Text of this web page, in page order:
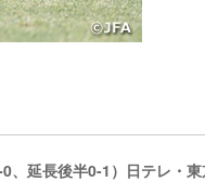
、延長後半0-1）日テレ・